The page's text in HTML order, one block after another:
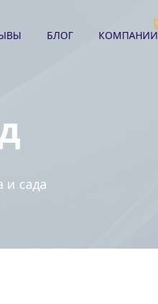
БЛОГ КОМПАНИИ
и сада